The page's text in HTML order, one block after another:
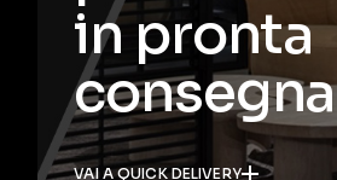
in pronta
consegna
VAI A QUICK DELIVERY